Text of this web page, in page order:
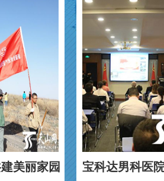
美丽家园 宝科达男科医